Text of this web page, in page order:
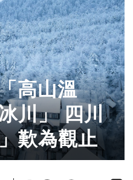
高山溫
川」 四川
歎為觀止